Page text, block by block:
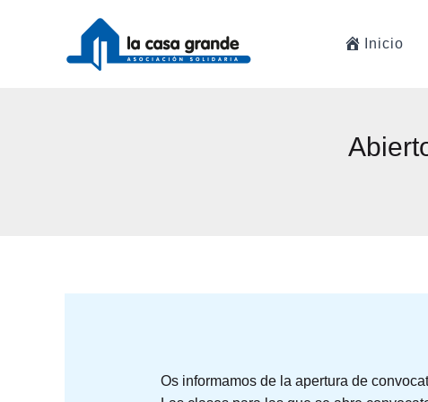
Inicio
Os informamos de la apertura de